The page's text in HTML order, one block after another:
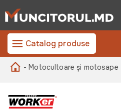
Catalog produse
- Motocultoare și motosape